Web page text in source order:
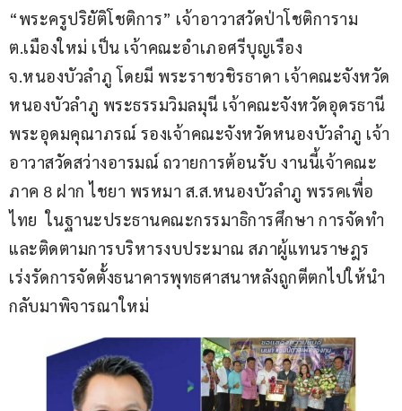
“พระครูปริยัติโชติการ” เจ้าอาวาสวัดป่าโชติการาม
ต.เมืองใหม่ เป็น เจ้าคณะอำเภอศรีบุญเรือง
จ.หนองบัวลำภู โดยมี พระราชวชิรธาดา เจ้าคณะจังหวัด
หนองบัวลำภู พระธรรมวิมลมุนี เจ้าคณะจังหวัดอุดรธานี
พระอุดมคุณาภรณ์ รองเจ้าคณะจังหวัดหนองบัวลำภู เจ้า
อาวาสวัดสว่างอารมณ์ ถวายการต้อนรับ งานนี้เจ้าคณะ
ภาค 8 ฝาก ไชยา พรหมา ส.ส.หนองบัวลำภู พรรคเพื่อ
ไทย  ในฐานะประธานคณะกรรมาธิการศึกษา การจัดทำ
และติดตามการบริหารงบประมาณ สภาผู้แทนราษฎร
เร่งรัดการจัดตั้งธนาคารพุทธศาสนาหลังถูกตีตกไปให้นำ
กลับมาพิจารณาใหม่